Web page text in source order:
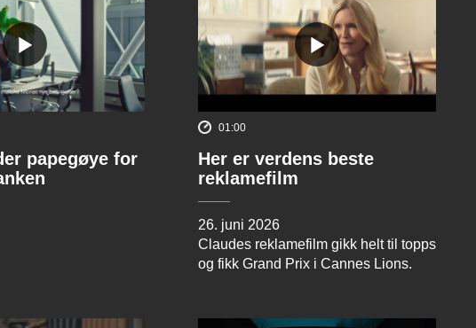
papegøye for
01:00
Her er verdens beste
reklamefilm
26. juni 2026
Claudes reklamefilm gikk helt til topps
og fikk Grand Prix i Cannes Lions.